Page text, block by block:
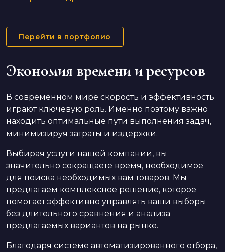
Перейти в портфолио
Экономия времени и ресурсов
В современном мире скорость и эффективность
играют ключевую роль. Именно поэтому важно
находить оптимальные пути выполнения задач,
минимизируя затраты и издержки.
Выбирая услуги нашей компании, вы
значительно сокращаете время, необходимое
для поиска необходимых вам товаров. Мы
предлагаем комплексное решение, которое
помогает эффективно управлять ваши выборы
без длительного сравнения и анализа
предлагаемых вариантов на рынке.
Благодаря системе автоматизированного отбора,